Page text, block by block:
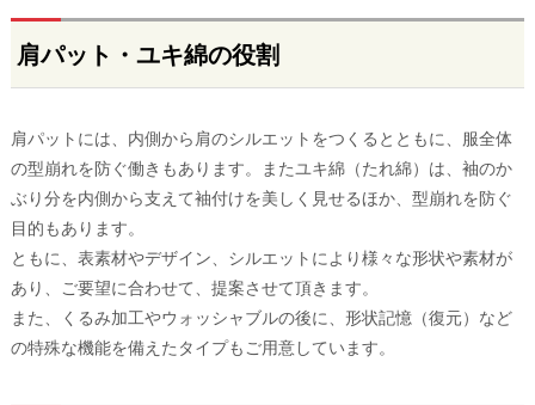
肩パット・ユキ綿の役割
肩パットには、内側から肩のシルエットをつくるとともに、服全体
の型崩れを防ぐ働きもあります。またユキ綿（たれ綿）は、袖のか
ぶり分を内側から支えて袖付けを美しく見せるほか、型崩れを防ぐ
目的もあります。
ともに、表素材やデザイン、シルエットにより様々な形状や素材が
あり、ご要望に合わせて、提案させて頂きます。
また、くるみ加工やウォッシャブルの後に、形状記憶（復元）など
の特殊な機能を備えたタイプもご用意しています。